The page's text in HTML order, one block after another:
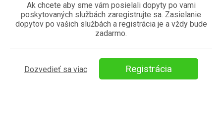
Ak chcete aby sme vám posielali dopyty po vami
poskytovaných službách zaregistrujte sa. Zasielanie
dopytov po vašich službách a registrácia je a vždy bude
zadarmo.
Dozvedieť sa viac Registrácia